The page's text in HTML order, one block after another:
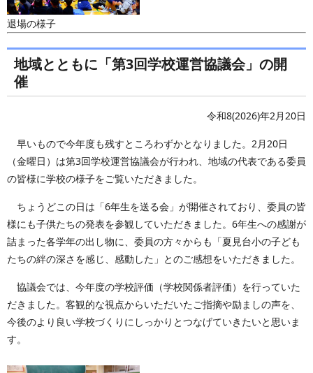
退場の様子
地域とともに「第3回学校運営協議会」の開
催
令和8(2026)年2月20日
早いもので今年度も残すところわずかとなりました。2月20日
（金曜日）は第3回学校運営協議会が行われ、地域の代表である委員
の皆様に学校の様子をご覧いただきました。
ちょうどこの日は「6年生を送る会」が開催されており、委員の皆
様にも子供たちの発表を参観していただきました。6年生への感謝が
詰まった各学年の出し物に、委員の方々からも「夏見台小の子ども
たちの絆の深さを感じ、感動した」とのご感想をいただきました。
協議会では、今年度の学校評価（学校関係者評価）を行っていた
だきました。客観的な視点からいただいたご指摘や励ましの声を、
今後のより良い学校づくりにしっかりとつなげていきたいと思いま
す。